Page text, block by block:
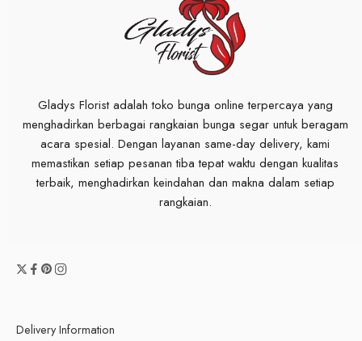
Gladys Florist adalah toko bunga online terpercaya yang
menghadirkan berbagai rangkaian bunga segar untuk beragam
acara spesial. Dengan layanan same-day delivery, kami
memastikan setiap pesanan tiba tepat waktu dengan kualitas
terbaik, menghadirkan keindahan dan makna dalam setiap
rangkaian.
Delivery Information